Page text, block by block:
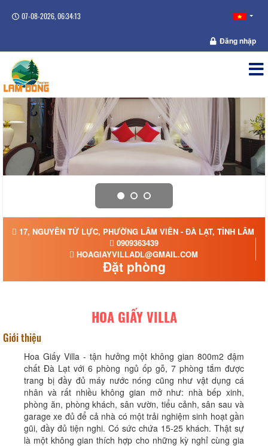
07-08-2026, 06:34:14
Đăng nhập
17, NGUYÊN TỬ LỰC, PHƯỜNG LÂM VIÊN - ĐÀ LẠT, TỈNH LÂM
0909363439
HOAGIAYVILLADL@GMAIL.COM
Đặt phòng
HOA GIẤY VILLA
Giới thiệu
Hoa Giấy Villa - tận hưởng một không gian 800m2 đậm
chất Đà Lạt với 6 phòng ngủ ốp gỗ, 7 phòng tắm được
trang bị đầy đủ máy nước nóng cũng như vật dụng cá
nhân và rất nhiều không gian mở như: nhà bếp xinh,
phòng ăn, phòng khách, sân vườn, tiểu cảnh, sân sau và
garage xe đủ để cả nhà có một trải nghiệm sinh hoạt gần
gũi, đầy đủ tiện nghi. Có sức chứa 15-25 khách. Thật sự
là một không gian thích hợp cho những kỳ nghỉ cùng gia